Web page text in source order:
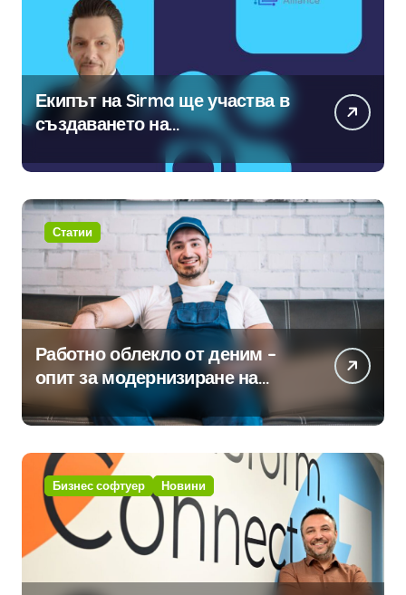
Екипът на Sirma ще участва в
създаването на
международните стандарти за
навлизане на изкуствен
интелект в хотелиерството
Статии
Работно облекло от деним –
опит за модернизиране на
традицията
Бизнес софтуер Новини